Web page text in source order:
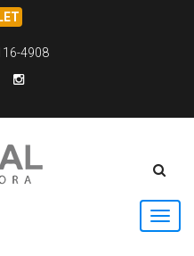
4908